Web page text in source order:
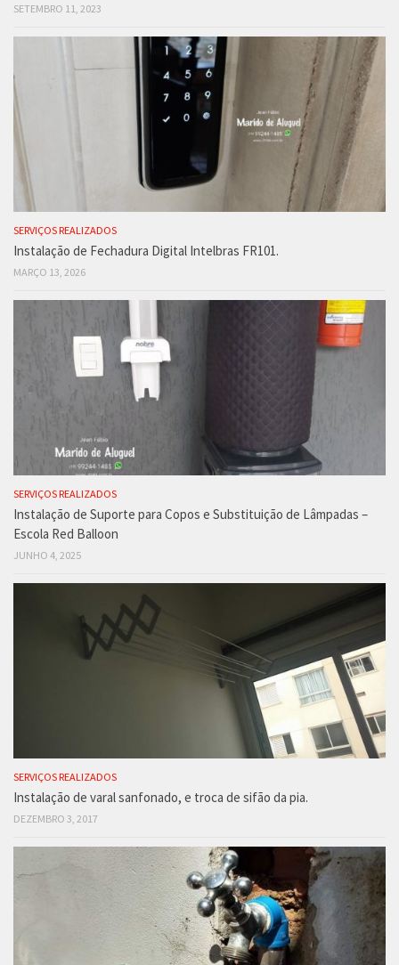
SETEMBRO 11, 2023
SERVIÇOS REALIZADOS
Instalação de Fechadura Digital Intelbras FR101.
MARÇO 13, 2026
SERVIÇOS REALIZADOS
Instalação de Suporte para Copos e Substituição de Lâmpadas –
Escola Red Balloon
JUNHO 4, 2025
SERVIÇOS REALIZADOS
Instalação de varal sanfonado, e troca de sifão da pia.
DEZEMBRO 3, 2017